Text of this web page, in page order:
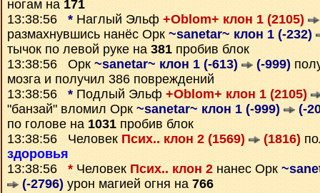
ногам на 171
13:38:56 * Наглый Эльф +Oblom+ клон 1 (2105)
размахнувшись нанёс Орк ~sanetar~ клон 1 (-232)
тычок по левой руке на 381 пробив блок
13:38:56 Орк ~sanetar~ клон 1 (-613) (-999)
мозга и получил 386 повреждений
13:38:56 * Подлый Эльф +Oblom+ клон 1 (2105)
"банзай" вломил Орк ~sanetar~ клон 1 (-999)
(-
по голове на 1031 пробив блок
13:38:56 Человек Псих.. клон 2 (1569) (1816)
здоровья
13:38:56 * Человек Псих.. клон 2 нанес Орк
(-2796) урон магией огня на 766